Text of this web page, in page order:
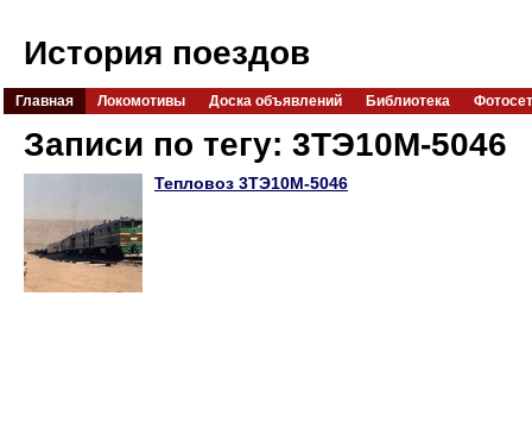
История поездов
Главная Локомотивы Доска объявлений Библиотека
Записи по тегу: 3ТЭ10М-5046
Тепловоз 3ТЭ10М-5046